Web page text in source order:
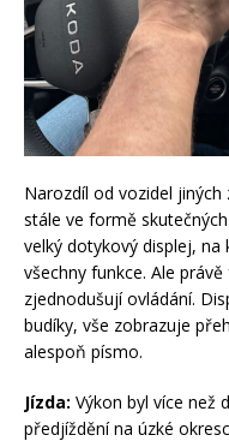
Narozdíl od vozidel
stále ve formě
velký dotykový displej,
všechny funkce. Ale
zjednodušují ovládání.
budíky, vše zobrazuje
alespoň písmo.
Jízda: Výkon byl více než
předjíždění na úzké